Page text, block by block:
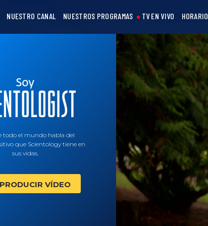
NUESTRO CANAL NUESTROS PROGRAMAS TV EN VIVO HORARIO
todo el mundo habla del
que Scientology tiene en
sus vidas.
VÍDEO